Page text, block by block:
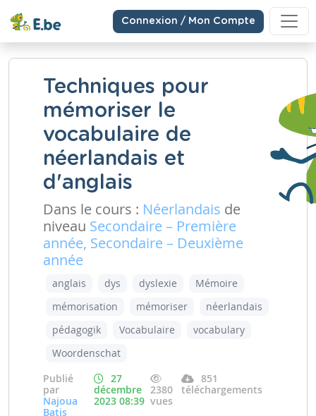
Connexion / Mon Compte
Techniques pour
mémoriser le
vocabulaire de
néerlandais et
d'anglais
Dans le cours : Néerlandais de
niveau Secondaire – Première
année, Secondaire – Deuxième
année
anglais dys dyslexie
Mémoire
mémorisation
mémoriser
néerlandais
pédagogik
Vocabulaire
vocabulary
Woordenschat
Publié
par
Najoua
Batis
27
décembre
2023 08:39
2380
vues
851
téléchargements